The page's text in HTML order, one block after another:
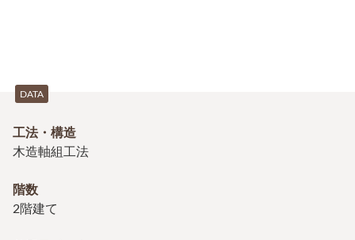
DATA
工法・構造
木造軸組工法
階数
2階建て